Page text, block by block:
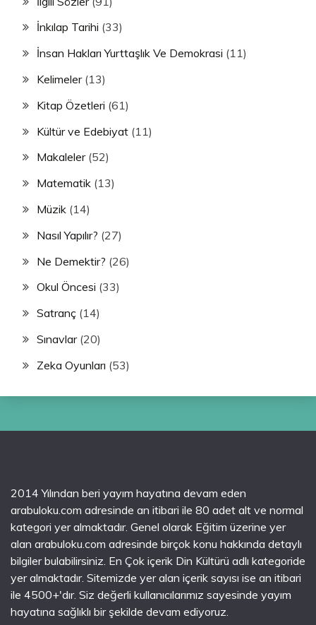
İnkılap Tarihi (33)
İnsan Hakları Yurttaşlık Ve Demokrasi (11)
Kelimeler(13)
Kitap Özetleri (61)
Kültür ve Edebiyat (11)
Makaleler(52)
Matematik (13)
Müzik (14)
Nasıl Yapılır? (27)
Ne Demektir? (26)
Okul Öncesi (33)
Satranç (14)
Sınavlar(20)
Zeka Oyunları (53)
2014 Yılından beri yayım hayatına devam eden
arabuloku.com adresinde an itibari ile 80 adet alt ve normal
kategori yer almaktadır. Genel olarak Eğitim üzerine yer
alan arabuloku.com adresinde birçok konu hakkında detaylı
bilgiler bulabilirsiniz. En Çok içerik Din Kültürü adlı kategoride
yer almaktadır. Sitemizde yer alan içerik sayısı ise an itibari
ile 4500+'dır. Siz değerli kullanıcılarımız sayesinde yayım
hayatına sağlıklı bir şekilde devam ediyoruz.